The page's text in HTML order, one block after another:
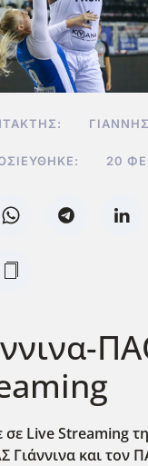
20
Live Streaming
Γιάννινα και τον